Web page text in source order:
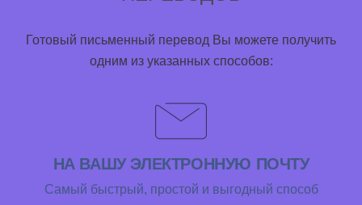
Готовый письменный перевод Вы можете получить
одним из указанных способов:
НА ВАШУ ЭЛЕКТРОННУЮ ПОЧТУ
Самый быстрый, простой и выгодный способ